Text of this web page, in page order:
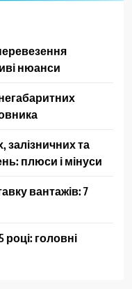
нюанси
залізничних та
плюси і мінуси
вантажів: 7
році: головні